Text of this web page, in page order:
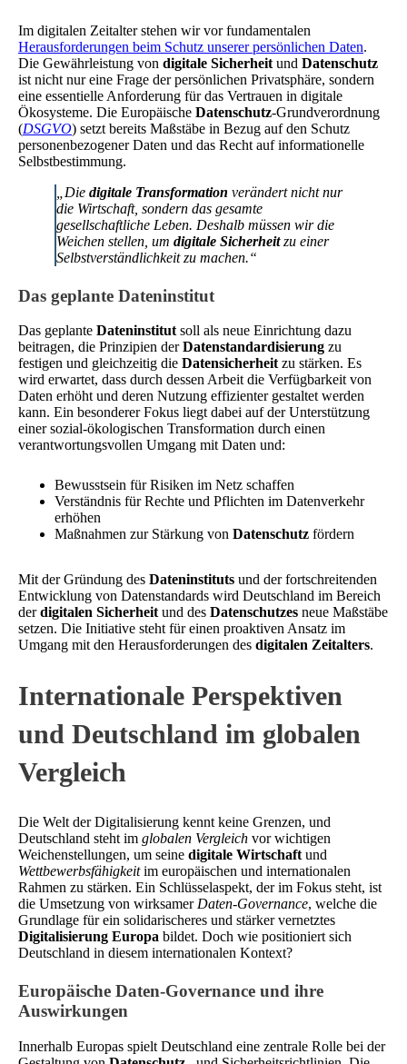
Im digitalen Zeitalter stehen wir vor fundamentalen
Herausforderungen beim Schutz unserer persönlichen Daten.
Die Gewährleistung von digitale Sicherheit und Datenschutz
ist nicht nur eine Frage der persönlichen Privatsphäre, sondern
eine essentielle Anforderung für das Vertrauen in digitale
Ökosysteme. Die Europäische Datenschutz-Grundverordnung
(DSGVO) setzt bereits Maßstäbe in Bezug auf den Schutz
personenbezogener Daten und das Recht auf informationelle
Selbstbestimmung.
„Die digitale Transformation verändert nicht nur
die Wirtschaft, sondern das gesamte
gesellschaftliche Leben. Deshalb müssen wir die
Weichen stellen, um digitale Sicherheitzu einer
Selbstverständlichkeit zu machen.“
Das geplante Dateninstitut
Das geplante Dateninstitut soll als neue Einrichtung dazu
beitragen, die Prinzipien derDatenstandardisierung zu
festigen und gleichzeitig die Datensicherheit zu stärken. Es
wird erwartet, dass durch dessen Arbeit die Verfügbarkeit von
Daten erhöht und deren Nutzung effizienter gestaltet werden
kann. Ein besonderer Fokus liegt dabei auf der Unterstützung
einer sozial-ökologischen Transformation durch einen
verantwortungsvollen Umgang mit Daten und:
Bewusstsein für Risiken im Netz schaffen
Verständnis für Rechte und Pflichten im Datenverkehr
erhöhen
Maßnahmen zur Stärkung von Datenschutz fördern
Mit der Gründung des Dateninstituts und der fortschreitenden
Entwicklung von Datenstandards wird Deutschland im Bereich
derdigitalen Sicherheit und des Datenschutzes neue Maßstäbe
setzen. Die Initiative steht für einen proaktiven Ansatz im
Umgang mit den Herausforderungen des digitalen Zeitalters.
Internationale Perspektiven
und Deutschland im globalen
Vergleich
Die Welt der Digitalisierung kennt keine Grenzen, und
Deutschland steht im globalen Vergleich vor wichtigen
Weichenstellungen, um seine digitale Wirtschaft und
Wettbewerbsfähigkeitim europäischen und internationalen
Rahmen zu stärken. Ein Schlüsselaspekt, der im Fokus steht, ist
die Umsetzung von wirksamer Daten-Governance, welche die
Grundlage für ein solidarischeres und stärker vernetztes
Digitalisierung Europa bildet. Doch wie positioniert sich
Deutschland in diesem internationalen Kontext?
Europäische Daten-Governance und ihre
Auswirkungen
Innerhalb Europas spielt Deutschland eine zentrale Rolle bei der